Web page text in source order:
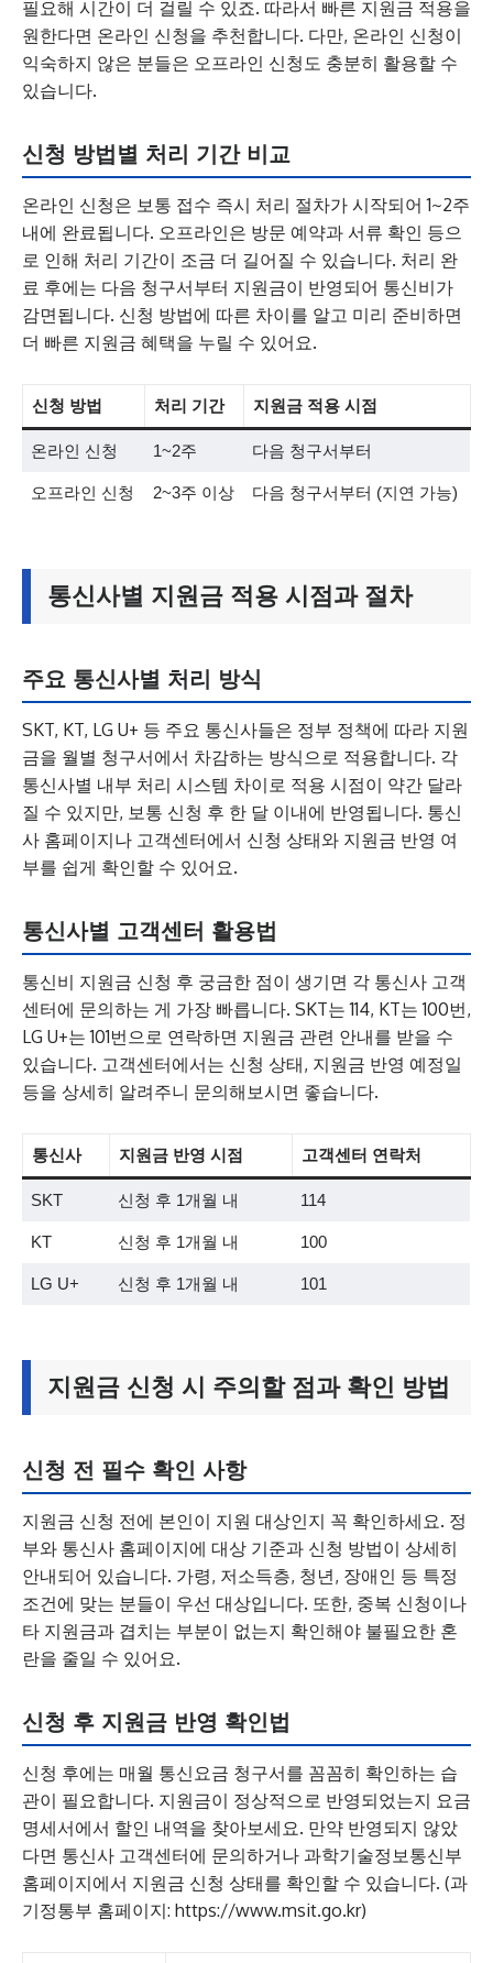
필요해 시간이 더 걸릴 수 있죠. 따라서 빠른 지원금 적용을
원한다면 온라인 신청을 추천합니다. 다만, 온라인 신청이
익숙하지 않은 분들은 오프라인 신청도 충분히 활용할 수
있습니다.
신청 방법별 처리 기간 비교
온라인 신청은 보통 접수 즉시 처리 절차가 시작되어 1~2주
내에 완료됩니다. 오프라인은 방문 예약과 서류 확인 등으
로 인해 처리 기간이 조금 더 길어질 수 있습니다. 처리 완
료 후에는 다음 청구서부터 지원금이 반영되어 통신비가
감면됩니다. 신청 방법에 따른 차이를 알고 미리 준비하면
더 빠른 지원금 혜택을 누릴 수 있어요.
신청 방법 처리 기간 지원금 적용 시점
온라인 신청 1~2주 다음 청구서부터
오프라인 신청 2~3주 이상 다음 청구서부터 (지연 가능)
통신사별 지원금 적용 시점과 절차
주요 통신사별 처리 방식
SKT, KT, LG U+ 등 주요 통신사들은 정부 정책에 따라 지원
금을 월별 청구서에서 차감하는 방식으로 적용합니다. 각
통신사별 내부 처리 시스템 차이로 적용 시점이 약간 달라
질 수 있지만, 보통 신청 후 한 달 이내에 반영됩니다. 통신
사 홈페이지나 고객센터에서 신청 상태와 지원금 반영 여
부를 쉽게 확인할 수 있어요.
통신사별 고객센터 활용법
통신비 지원금 신청 후 궁금한 점이 생기면 각 통신사 고객
센터에 문의하는 게 가장 빠릅니다. SKT는 114, KT는 100번,
LG U+는 101번으로 연락하면 지원금 관련 안내를 받을 수
있습니다. 고객센터에서는 신청 상태, 지원금 반영 예정일
등을 상세히 알려주니 문의해보시면 좋습니다.
통신사 지원금 반영 시점 고객센터 연락처
SKT 신청 후 1개월 내 114
KT 신청 후 1개월 내 100
LG U+ 신청 후 1개월 내 101
지원금 신청 시 주의할 점과 확인 방법
신청 전 필수 확인 사항
지원금 신청 전에 본인이 지원 대상인지 꼭 확인하세요. 정
부와 통신사 홈페이지에 대상 기준과 신청 방법이 상세히
안내되어 있습니다. 가령, 저소득층, 청년, 장애인 등 특정
조건에 맞는 분들이 우선 대상입니다. 또한, 중복 신청이나
타 지원금과 겹치는 부분이 없는지 확인해야 불필요한 혼
란을 줄일 수 있어요.
신청 후 지원금 반영 확인법
신청 후에는 매월 통신요금 청구서를 꼼꼼히 확인하는 습
관이 필요합니다. 지원금이 정상적으로 반영되었는지 요금
명세서에서 할인 내역을 찾아보세요. 만약 반영되지 않았
다면 통신사 고객센터에 문의하거나 과학기술정보통신부
홈페이지에서 지원금 신청 상태를 확인할 수 있습니다. (과
기정통부 홈페이지: https://www.msit.go.kr)